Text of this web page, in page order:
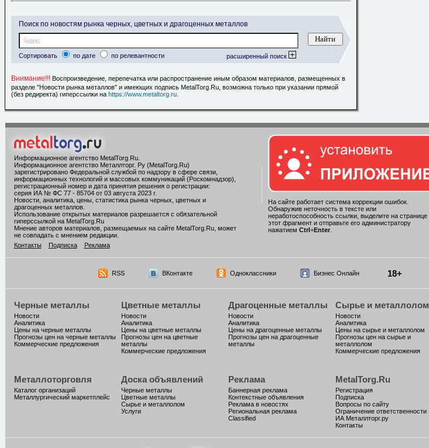
Поиск по новостям рынка черных, цветных и драгоценных металлов
Сортировать по дате по релевантности расширенный поиск
Внимание!!! Воспроизведение, перепечатка или распространение иным образом материалов, размещенных в
разделе "Новости рынка металлов" и имеющих подпись MetalTorg.Ru, возможна только при указании прямой
(без редиректа) гиперссылки на https://www.metaltorg.ru
Информационное агентство MetalTorg.Ru.
Информационное агентство Металлторг. Ру (MetalTorg.Ru)
зарегистрировано Федеральной службой по надзору в сфере связи,
информационных технологий и массовых коммуникаций (Роскомнадзор),
регистрационный номер и дата принятия решения о регистрации:
серия ИА № ФС 77 - 85704 от 03 августа 2023 г.
Новости, аналитика, цены, статистика рынка черных, цветных и
драгоценных металлов.
Использование открытых материалов разрешается с обязательной
гиперссылкой на MetalTorg.Ru
Мнение авторов материалов, размещаемых на сайте MetalTorg.Ru, может
не совпадать с мнением редакции.
Контакты
Подписка Реклама
На сайте работает система коррекции ошибок.
Обнаружив неточность в тексте или
неработоспособность ссылки, выделите на странице
этот фрагмент и отправьте его администратору
нажатием Ctrl+Enter.
RSS ВКонтакте Одноклассники Бизнес Онлайн 18+
Черные металлы
Новости
Аналитика
Цены на черные металлы
Прогнозы цен на черные металлы
Коммерческие предложения
Цветные металлы
Новости
Аналитика
Цены на цветные металлы
Прогнозы цен на цветные
металлы
Коммерческие предложения
Драгоценные металлы
Новости
Аналитика
Цены на драгоценные металлы
Прогнозы цен на драгоценные
металлы
Сырье и металлолом
Новости
Аналитика
Цены на сырье и металлолом
Прогнозы цен на сырье и
металлолом
Коммерческие предложения
Металлоторговля
Каталог организаций
Металлургический маркетплейс
Доска объявлений
Черные металлы
Цветные металлы
Сырье и металлолом
Услуги
Реклама
Баннерная реклама
Контекстные объявления
Реклама в новостях
Региональная реклама
Classified
MetalTorg.Ru
Регистрация
Подписка
Вопросы по сайту
Ограничение ответственности
ИА Металлторг.ру
Контакты